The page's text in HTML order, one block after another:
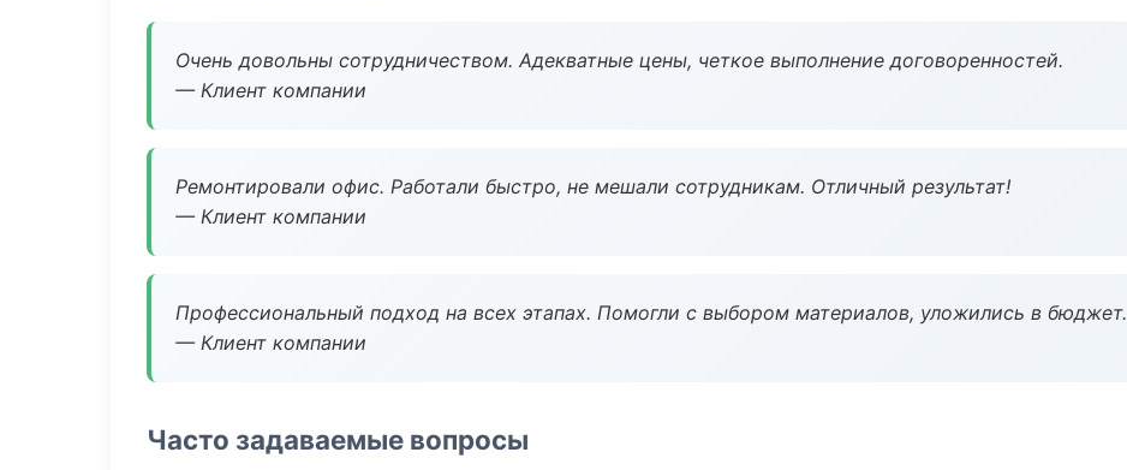
Очень довольны сотрудничеством. Адекватные цены, четкое выполнение договоренностей.
— Клиент компании
Ремонтировали офис. Работали быстро, не мешали сотрудникам. Отличный результат!
— Клиент компании
Профессиональный подход на всех этапах. Помогли с выбором материалов, уложились в бюджет.
— Клиент компании
Часто задаваемые вопросы